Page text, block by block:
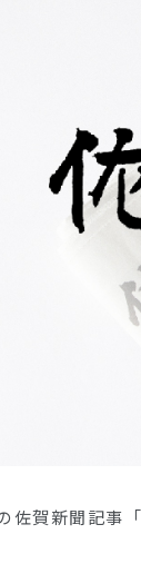
佐賀新聞記事